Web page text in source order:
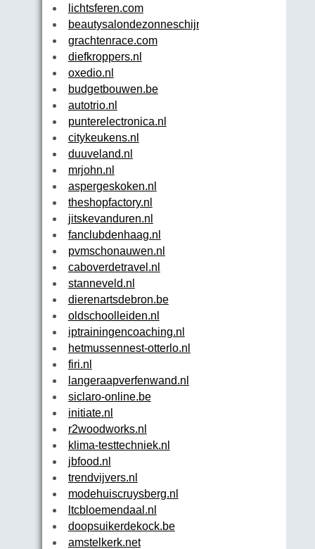
lichtsferen.com
beautysalondezonneschijn.nl
grachtenrace.com
diefkroppers.nl
oxedio.nl
budgetbouwen.be
autotrio.nl
punterelectronica.nl
citykeukens.nl
duuveland.nl
mrjohn.nl
aspergeskoken.nl
theshopfactory.nl
jitskevanduren.nl
fanclubdenhaag.nl
pvmschonauwen.nl
caboverdetravel.nl
stanneveld.nl
dierenartsdebron.be
oldschoolleiden.nl
iptrainingencoaching.nl
hetmussennest-otterlo.nl
firi.nl
langeraapverfenwand.nl
siclaro-online.be
initiate.nl
r2woodworks.nl
klima-testtechniek.nl
jbfood.nl
trendvijvers.nl
modehuiscruysberg.nl
ltcbloemendaal.nl
doopsuikerdekock.be
amstelkerk.net